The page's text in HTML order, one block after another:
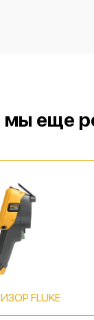
мы еще
FLUKE